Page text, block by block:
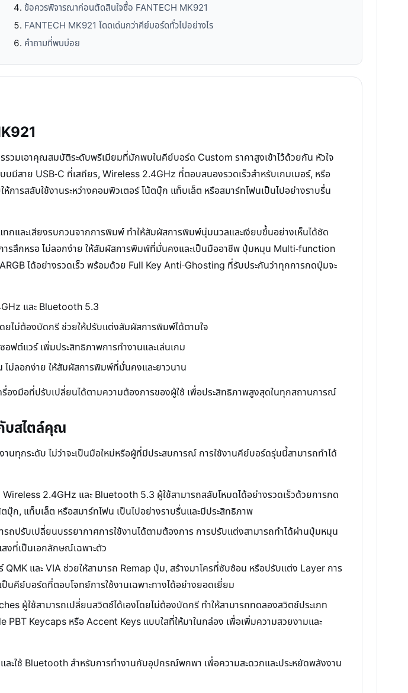
ข้อควรพิจารณาก่อนตัดสินใจซื้อ FANTECH MK921
FANTECH MK921 โดดเด่นกว่าคีย์บอร์ดทั่วไปอย่างไร
คำถามที่พบบ่อย
วมเอาคุณสมบัติระดับพรีเมียมที่มักพบในคีย์บอร์ด Custom ราคาสูงเข้าไว้ด้วยกัน หัวใจ
สาย USB-C ที่เสถียร, Wireless 2.4GHz ที่ตอบสนองรวดเร็วสำหรับเกมเมอร์, หรือ
สลับใช้งานระหว่างคอมพิวเตอร์ โน้ตบุ๊ก แท็บเล็ต หรือสมาร์ทโฟนเป็นไปอย่างราบรื่น
และเสียงรบกวนจากการพิมพ์ ทำให้สัมผัสการพิมพ์นุ่มนวลและเงียบขึ้นอย่างเห็นได้ชัด
สึกหรอ ไม่ลอกง่าย ให้สัมผัสการพิมพ์ที่มั่นคงและเป็นมืออาชีพ ปุ่มหมุน Multi-function
ได้อย่างรวดเร็ว พร้อมด้วย Full Key Anti-Ghosting ที่รับประกันว่าทุกการกดปุ่มจะ
และ Bluetooth 5.3
ไม่ต้องบัดกรี ช่วยให้ปรับแต่งสัมผัสการพิมพ์ได้ตามใจ
ฟต์แวร์ เพิ่มประสิทธิภาพการทำงานและเล่นเกม
ลอกง่าย ให้สัมผัสการพิมพ์ที่มั่นคงและยาวนาน
งมือที่ปรับเปลี่ยนได้ตามความต้องการของผู้ใช้ เพื่อประสิทธิภาพสูงสุดในทุกสถานการณ์
บสไตล์คุณ
ทุกระดับ ไม่ว่าจะเป็นมือใหม่หรือผู้ที่มีประสบการณ์ การใช้งานคีย์บอร์ดรุ่นนี้สามารถทำได้
2.4GHz และ Bluetooth 5.3 ผู้ใช้สามารถสลับโหมดได้อย่างรวดเร็วด้วยการกด
ก, แท็บเล็ต หรือสมาร์ทโฟน เป็นไปอย่างราบรื่นและมีประสิทธิภาพ
ถปรับเปลี่ยนบรรยากาศการใช้งานได้ตามต้องการ การปรับแต่งสามารถทำได้ผ่านปุ่มหมุน
งที่เป็นเอกลักษณ์เฉพาะตัว
และ VIA ช่วยให้สามารถ Remap ปุ่ม, สร้างมาโครที่ซับซ้อน หรือปรับแต่ง Layer การ
นคีย์บอร์ดที่ตอบโจทย์การใช้งานเฉพาะทางได้อย่างยอดเยี่ยม
ใช้สามารถเปลี่ยนสวิตช์ได้เองโดยไม่ต้องบัดกรี ทำให้สามารถทดลองสวิตช์ประเภท
Keycaps หรือ Accent Keys แบบใสที่ให้มาในกล่อง เพื่อเพิ่มความสวยงามและ
ะใช้ Bluetooth สำหรับการทำงานกับอุปกรณ์พกพา เพื่อความสะดวกและประหยัดพลังงาน